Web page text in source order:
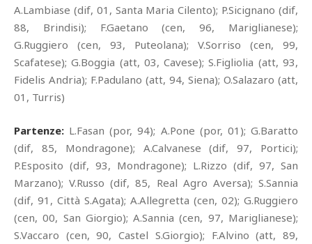
A.Lambiase (dif, 01, Santa Maria Cilento); P.Sicignano (dif,
88, Brindisi); F.Gaetano (cen, 96, Mariglianese);
G.Ruggiero (cen, 93, Puteolana); V.Sorriso (cen, 99,
Scafatese); G.Boggia (att, 03, Cavese); S.Figliolia (att, 93,
Fidelis Andria); F.Padulano (att, 94, Siena); O.Salazaro (att,
01, Turris)
Partenze: L.Fasan (por, 94); A.Pone (por, 01); G.Baratto
(dif, 85, Mondragone); A.Calvanese (dif, 97, Portici);
P.Esposito (dif, 93, Mondragone); L.Rizzo (dif, 97, San
Marzano); V.Russo (dif, 85, Real Agro Aversa); S.Sannia
(dif, 91, Città S.Agata); A.Allegretta (cen, 02); G.Ruggiero
(cen, 00, San Giorgio); A.Sannia (cen, 97, Mariglianese);
S.Vaccaro (cen, 90, Castel S.Giorgio); F.Alvino (att, 89,